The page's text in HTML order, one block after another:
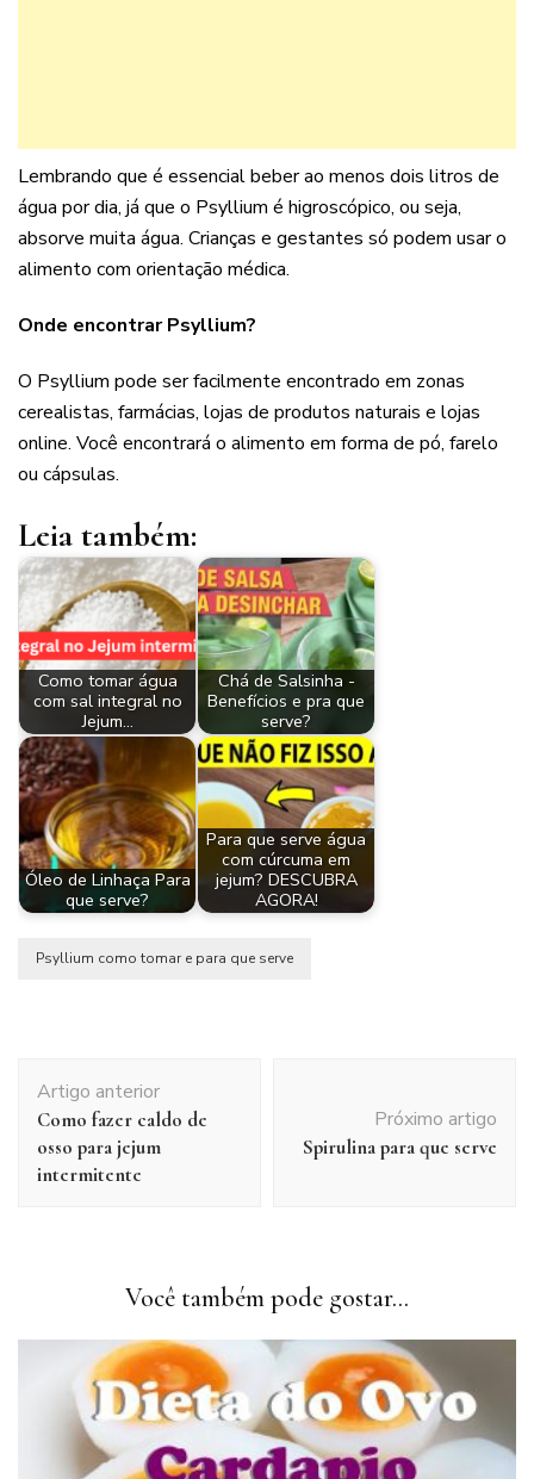
Lembrando que é essencial beber ao menos dois litros de
água por dia, já que o Psyllium é higroscópico, ou seja,
absorve muita água. Crianças e gestantes só podem usar o
alimento com orientação médica.
Onde encontrar Psyllium?
O Psyllium pode ser facilmente encontrado em zonas
cerealistas, farmácias, lojas de produtos naturais e lojas
online. Você encontrará o alimento em forma de pó, farelo
ou cápsulas.
Leia também:
Como tomar água
com sal integral no
Jejum…
Chá de Salsinha -
Benefícios e pra que
serve?
Óleo de Linhaça Para
que serve?
Para que serve água
com cúrcuma em
jejum? DESCUBRA
AGORA!
Psyllium como tomar e para que serve
de
post
Artigo anterior
Como fazer caldo de
osso para jejum
intermitente
Próximo artigo
Spirulina para que serve
Você também pode gostar...